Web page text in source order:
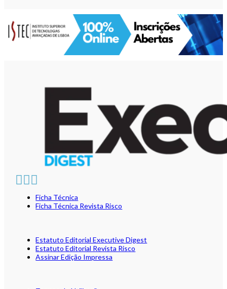
Ficha Técnica
Ficha Técnica Revista Risco
Estatuto Editorial Executive Digest
Estatuto Editorial Revista Risco
Assinar Edição Impressa